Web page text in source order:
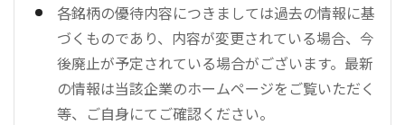
各銘柄の優待内容につきましては過去の情報に基
づくものであり、内容が変更されている場合、今
後廃止が予定されている場合がございます。最新
の情報は当該企業のホームページをご覧いただく
等、ご自身にてご確認ください。